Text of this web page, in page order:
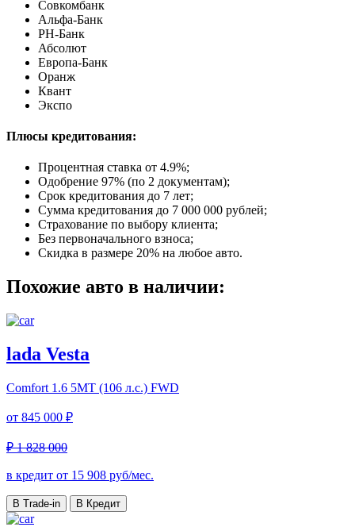
Совкомбанк
Альфа-Банк
РН-Банк
Абсолют
Европа-Банк
Оранж
Квант
Экспо
Плюсы кредитования:
Процентная ставка от 4.9%;
Одобрение 97% (по 2 документам);
Срок кредитования до 7 лет;
Сумма кредитования до 7 000 000 рублей;
Страхование по выбору клиента;
Без первоначального взноса;
Скидка в размере 20% на любое авто.
Похожие авто в наличии:
lada Vesta
Comfort 1.6 5MT (106 л.с.) FWD
от 845 000 ₽
₽ 1 828 000
в кредит от 15 908 руб/мес.
В Trade-in В Кредит